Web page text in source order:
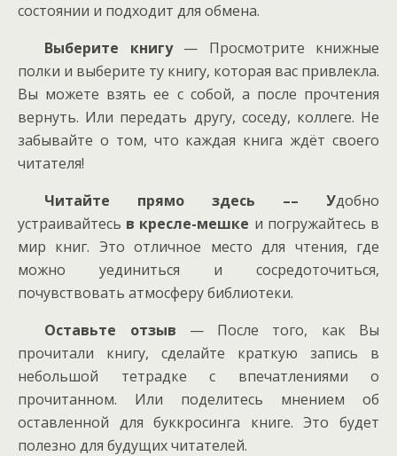
состоянии и подходит для обмена.
Выберите книгу— Просмотрите книжные
полки и выберите ту книгу, которая вас привлекла.
Вы можете взять ее с собой, а после прочтения
вернуть. Или передать другу, соседу, коллеге. Не
забывайте о том, что каждая книга ждёт своего
читателя!
Читайте прямо здесь –– Удобно
устраивайтесь в кресле-мешке и погружайтесь в
мир книг. Это отличное место для чтения, где
можно уединиться и сосредоточиться,
почувствовать атмосферу библиотеки.
Оставьте отзыв — После того, как Вы
прочитали книгу, сделайте краткую запись в
небольшой тетрадке с впечатлениями о
прочитанном. Или поделитесь мнением об
оставленной для буккросинга книге. Это будет
полезно для будущих читателей.